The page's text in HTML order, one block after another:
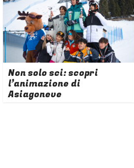
Non solo sci: scopri
l’animazione di
Asiagoneve